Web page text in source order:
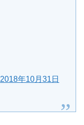
2018年10月31日